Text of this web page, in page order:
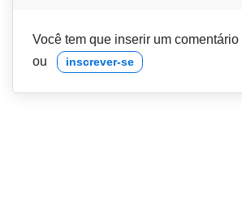
Você tem que inserir um comentário
ou inscrever-se